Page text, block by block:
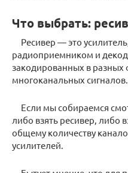
Что выбрать:
Ресивер — это
радиоприемником и
закодированных в разных
многоканальных сигналов.
Если мы собираемся
либо взять ресивер, либо
общему количеству
усилителей.